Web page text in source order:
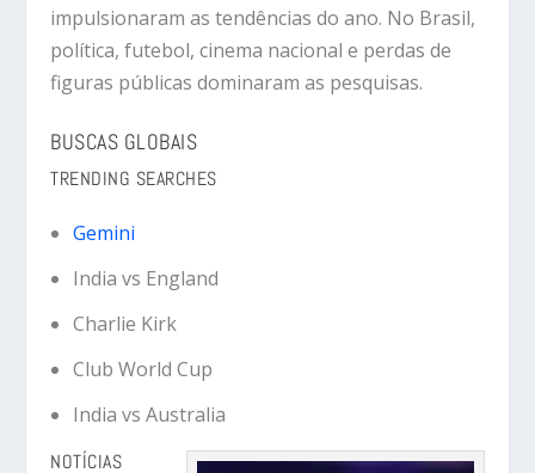
impulsionaram as tendências do ano. No Brasil,
política, futebol, cinema nacional e perdas de
figuras públicas dominaram as pesquisas.
BUSCAS GLOBAIS
TRENDING SEARCHES
Gemini
India vs England
Charlie Kirk
Club World Cup
India vs Australia
NOTÍCIAS